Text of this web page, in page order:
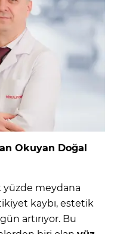
Okuyan Doğal
yüzde meydana
kaybı, estetik
artırıyor. Bu